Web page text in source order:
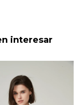
interesar